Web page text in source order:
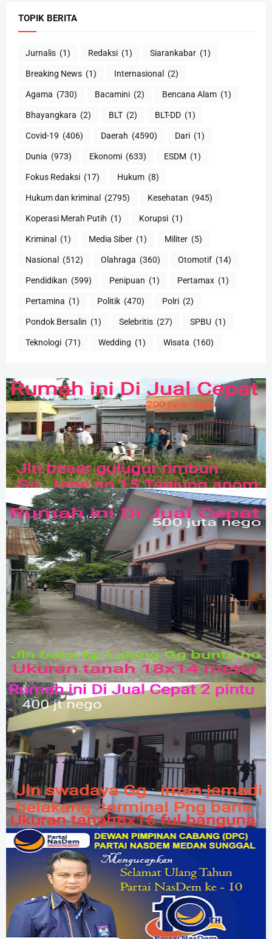
TOPIK BERITA
Jurnalis (1) Redaksi (1) Siarankabar (1)
Breaking News (1) Internasional (2)
Agama (730) Bacamini (2) Bencana Alam (1)
Bhayangkara (2) BLT (2) BLT-DD (1)
Covid-19 (406) Daerah (4590) Dari (1)
Dunia (973) Ekonomi (633) ESDM (1)
Fokus Redaksi (17) Hukum (8)
Hukum dan kriminal (2795) Kesehatan (945)
Koperasi Merah Putih (1) Korupsi (1)
Kriminal (1) Media Siber (1) Militer (5)
Nasional (512) Olahraga (360) Otomotif (14)
Pendidikan (599) Penipuan (1) Pertamax (1)
Pertamina (1) Politik (470) Polri (2)
Pondok Bersalin (1) Selebritis (27) SPBU (1)
Teknologi (71) Wedding (1) Wisata (160)